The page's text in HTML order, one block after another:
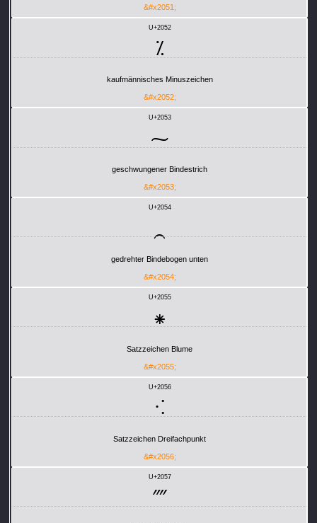
&#x2051;
U+2052
⁒
kaufmännisches Minuszeichen
&#x2052;
U+2053
⁓
geschwungener Bindestrich
&#x2053;
U+2054
gedrehter Bindebogen unten
&#x2054;
U+2055
⁕
Satzzeichen Blume
&#x2055;
U+2056
⁖
Satzzeichen Dreifachpunkt
&#x2056;
U+2057
⁗